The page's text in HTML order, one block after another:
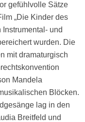
gefühlvolle Sätze
„Die Kinder des
Instrumental- und
wurden. Die
mit dramaturgisch
Mandela
Blöcken.
lag in den
Breitfeld und